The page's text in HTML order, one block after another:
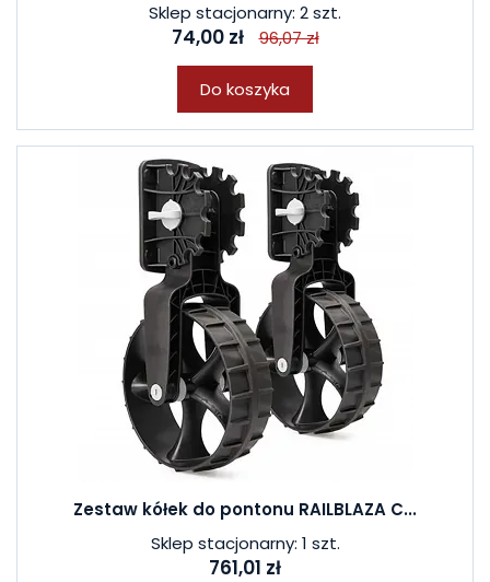
Sklep stacjonarny: 2 szt.
74,00 zł 96,07 zł
Do koszyka
Zestaw kółek do pontonu RAILBLAZA C...
Sklep stacjonarny: 1 szt.
761,01 zł